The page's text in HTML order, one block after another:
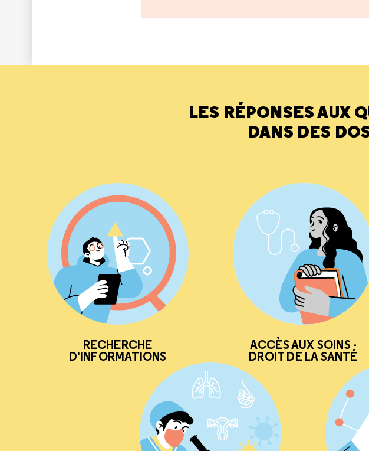
LES RÉPONSES AUX
DANS DES
RECHERCHE
D'INFORMATIONS
ACCÈS AUX SOINS -
DROIT DE LA SANTÉ